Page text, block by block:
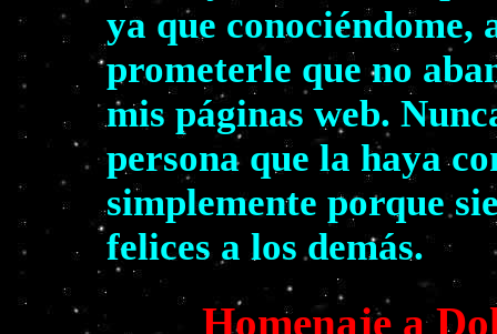
ya que conociéndome,
prometerle que no
mis páginas web.
persona que la haya
simplemente porque
felices a los demás.
Homenaje a